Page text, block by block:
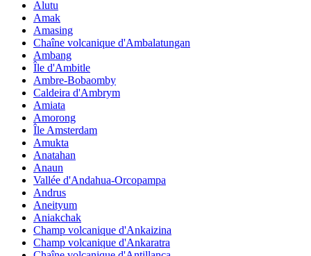
Alutu
Amak
Amasing
Chaîne volcanique d'Ambalatungan
Ambang
Île d'Ambitle
Ambre-Bobaomby
Caldeira d'Ambrym
Amiata
Amorong
Île Amsterdam
Amukta
Anatahan
Anaun
Vallée d'Andahua-Orcopampa
Andrus
Aneityum
Aniakchak
Champ volcanique d'Ankaizina
Champ volcanique d'Ankaratra